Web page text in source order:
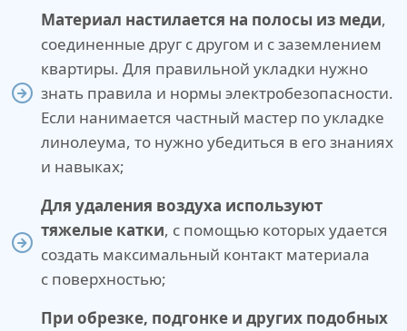
Материал настилается на полосы из меди,
соединенные друг с другом и с заземлением
квартиры. Для правильной укладки нужно
знать правила и нормы электробезопасности.
Если нанимается частный мастер по укладке
линолеума, то нужно убедиться в его знаниях
и навыках;
Для удаления воздуха используют
тяжелые катки, с помощью которых удается
создать максимальный контакт материала
с поверхностью;
При обрезке, подгонке и других подобных